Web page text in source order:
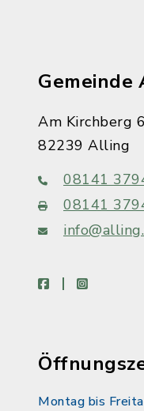
Gemeinde
Am Kirchberg 6
82239 Alling
08141
08141
facebookinstagram
Montag bis